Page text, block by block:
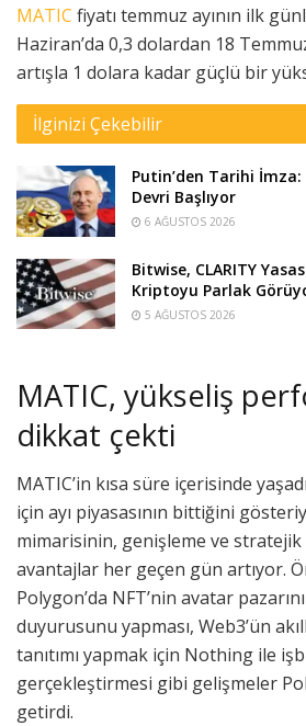
MATIC fiyatı temmuz ayının ilk
Haziran’da 0,3 dolardan 18
artışla 1 dolara kadar güçlü bir
İlginizi Çekebilir
Putin’den Tarihi
Devri Başlıyor
6 AĞUSTOS 2026
Bitwise, CLARITY
Kriptoyu Parlak
5 AĞUSTOS 2026
MATIC, yükseliş
dikkat çekti
MATIC’in kısa süre içerisinde
için ayı piyasasının bittiğini
mimarisinin, genişleme ve stratejik
avantajlar her geçen gün artıyor.
Polygon’da NFT’nin avatar
duyurusunu yapması, Web3’ün
tanıtımı yapmak için Nothing ile
gerçekleştirmesi gibi gelişmeler
getirdi.